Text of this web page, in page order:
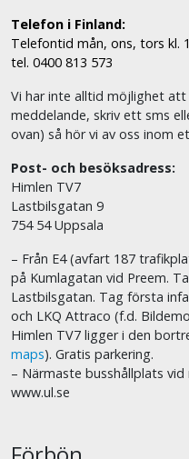
Telefon i Finland:
Telefontid mån, ons, tors kl.
tel. 0400 813 573
Vi har inte alltid möjlighet
meddelande, skriv ett sms
ovan) så hör vi av oss inom
Post- och besöksadress:
Himlen TV7
Lastbilsgatan 9
754 54 Uppsala
– Från E4 (avfart 187
på Kumlagatan vid Preem.
Lastbilsgatan. Tag första
och LKQ Attraco (f.d.
Himlen TV7 ligger i den
maps). Gratis parkering.
– Närmaste busshållplats
www.ul.se